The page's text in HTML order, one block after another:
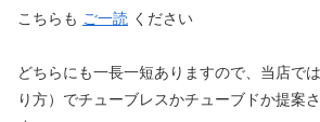
こちらも ご一読 ください
どちらにも一長一短ありますので、当店で
り方）でチューブレスかチューブドか提案